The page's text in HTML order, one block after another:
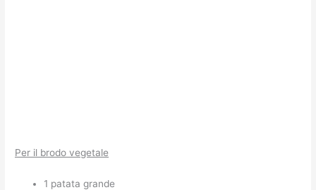
Per il brodo vegetale
1 patata grande